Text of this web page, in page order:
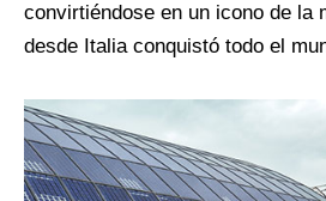
convirtiéndose en un icono de la
desde Italia conquistó todo el